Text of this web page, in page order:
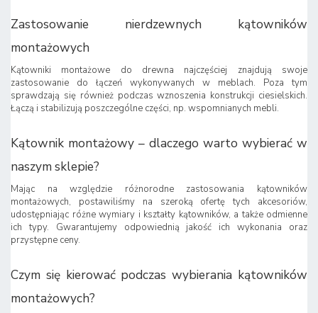
Zastosowanie nierdzewnych kątowników
montażowych
Kątowniki montażowe do drewna najczęściej znajdują swoje
zastosowanie do łączeń wykonywanych w meblach. Poza tym
sprawdzają się również podczas wznoszenia konstrukcji ciesielskich.
Łączą i stabilizują poszczególne części, np. wspomnianych mebli.
Kątownik montażowy – dlaczego warto wybierać w
naszym sklepie?
Mając na względzie różnorodne zastosowania kątowników
montażowych, postawiliśmy na szeroką ofertę tych akcesoriów,
udostępniając różne wymiary i kształty kątowników, a także odmienne
ich typy. Gwarantujemy odpowiednią jakość ich wykonania oraz
przystępne ceny.
Czym się kierować podczas wybierania kątowników
montażowych?